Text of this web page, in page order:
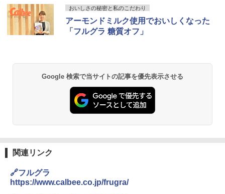
おいしさの秘密と私のこだわり
アーモンドミルク使用でおいしくなった
「フルグラ 糖質オフ」
Google 検索で当サイトの記事を優先表示させる
関連リンク
🔗フルグラ
https://www.calbee.co.jp/frugra/